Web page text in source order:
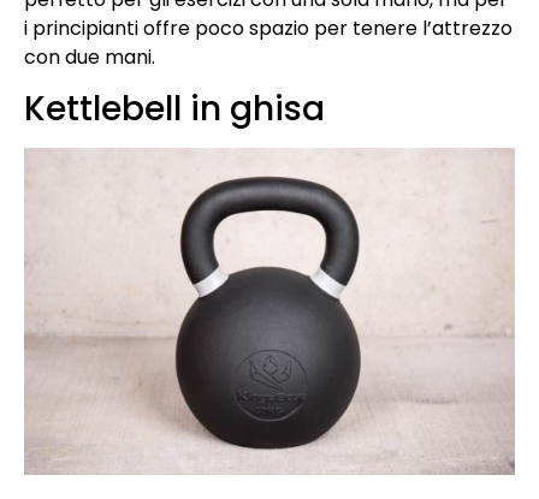
i principianti offre poco spazio per tenere l’attrezzo
con due mani.
Kettlebell in ghisa